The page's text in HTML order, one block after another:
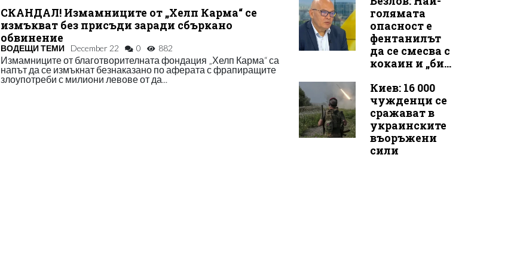
СКАНДАЛ! Измамниците от „Хелп Карма“ се
измъкват без присъди заради сбъркано
обвинение
ВОДЕЩИ ТЕМИ December 22 0 882
Измамниците от благотворителната фондация „Хелп Карма“ са
напът да се измъкнат безнаказано по аферата с фрапиращите
злоупотреби с милиони левове от да...
голямата
опасност е
фентанилът
да се смесва с
кокаин и „би...
Киев: 16 000
чужденци се
сражават в
украинските
въоръжени
сили